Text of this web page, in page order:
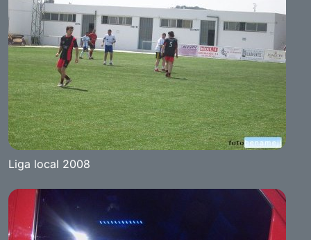
Liga local 2008